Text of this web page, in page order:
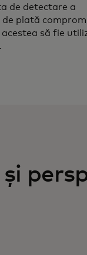
de detectare a
plată
să fie